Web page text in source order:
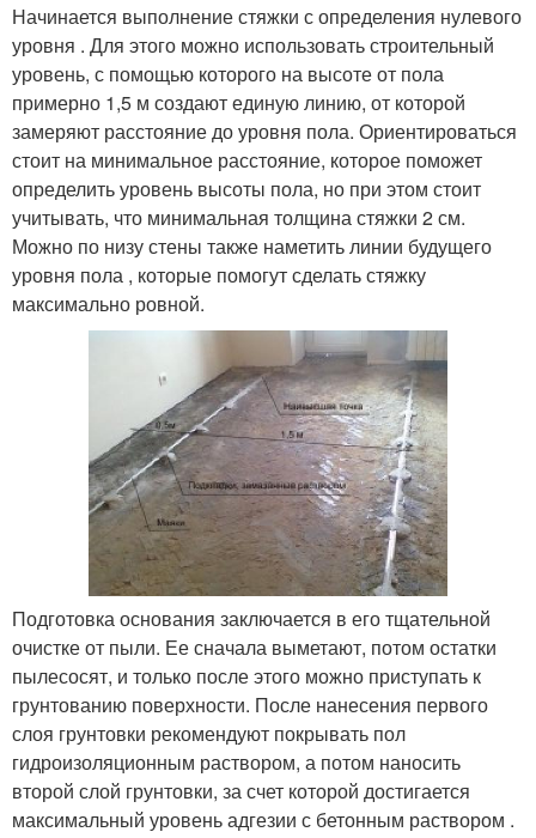
Начинается выполнение стяжки с определения нулевого
уровня . Для этого можно использовать строительный
уровень, с помощью которого на высоте от пола
примерно 1,5 м создают единую линию, от которой
замеряют расстояние до уровня пола. Ориентироваться
стоит на минимальное расстояние, которое поможет
определить уровень высоты пола, но при этом стоит
учитывать, что минимальная толщина стяжки 2 см.
Можно по низу стены также наметить линии будущего
уровня пола , которые помогут сделать стяжку
максимально ровной.
Подготовка основания заключается в его тщательной
очистке от пыли. Ее сначала выметают, потом остатки
пылесосят, и только после этого можно приступать к
грунтованию поверхности. После нанесения первого
слоя грунтовки рекомендуют покрывать пол
гидроизоляционным раствором, а потом наносить
второй слой грунтовки, за счет которой достигается
максимальный уровень адгезии с бетонным раствором .